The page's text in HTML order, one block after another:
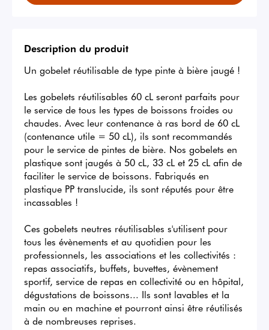
Description du produit
Un gobelet réutilisable de type pinte à bière jaugé !
Les gobelets réutilisables 60 cL seront parfaits pour
le service de tous les types de boissons froides ou
chaudes. Avec leur contenance à ras bord de 60 cL
(contenance utile = 50 cL), ils sont recommandés
pour le service de pintes de bière. Nos gobelets en
plastique sont jaugés à 50 cL, 33 cL et 25 cL afin de
faciliter le service de boissons. Fabriqués en
plastique PP translucide, ils sont réputés pour être
incassables !
Ces gobelets neutres réutilisables s'utilisent pour
tous les évènements et au quotidien pour les
professionnels, les associations et les collectivités :
repas associatifs, buffets, buvettes, évènement
sportif, service de repas en collectivité ou en hôpital,
dégustations de boissons... Ils sont lavables et la
main ou en machine et pourront ainsi être réutilisés
à de nombreuses reprises.